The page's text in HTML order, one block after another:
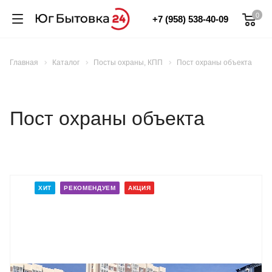
0
+7 (958) 538-40-09
Главная Каталог Посты охраны, КПП Пост охраны объекта
Пост охраны объекта
ХИТ РЕКОМЕНДУЕМ АКЦИЯ